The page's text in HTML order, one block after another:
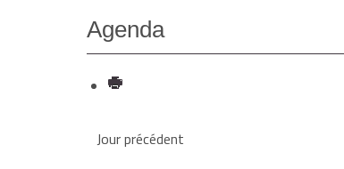
Agenda
Jour précédent